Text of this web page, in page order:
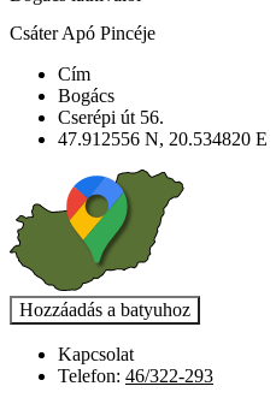
Csáter Apó Pincéje
Cím
Bogács
Cserépi út 56.
47.912556 N, 20.534820 E
Kapcsolat
Telefon: 46/322-293